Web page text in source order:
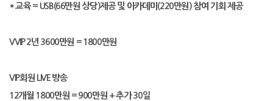
*교육= USB(66만원 상당)제공 및 아카데미 (220만원 )참여 기회 제공
VVIP 2년 3600만원 = 1800만원
VIP회원 LIVE 방송
12개월 1800만원 = 900만원 +추가30일